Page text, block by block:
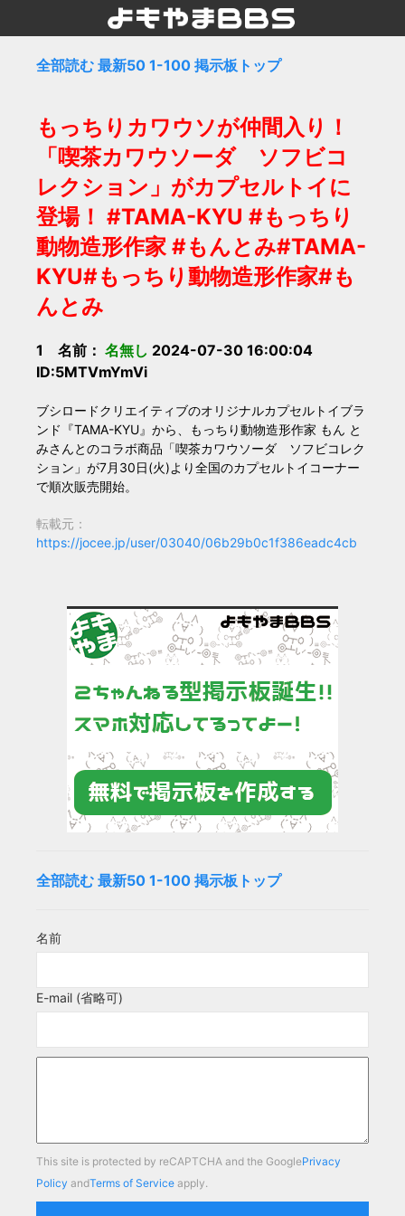
全部読む 最新50 1-100 掲示板トップ
もっちりカワウソが仲間入り！
「喫茶カワウソーダ ソフビコ
レクション」がカプセルトイに
登場！ #TAMA-KYU #もっちり
動物造形作家 #もんとみ#TAMA-
KYU#もっちり動物造形作家#も
んとみ
1 名前： 名無し 2024-07-30 16:00:04
ID:5MTVmYmVi
ブシロードクリエイティブのオリジナルカプセルトイブラ
ンド『TAMA-KYU』から、もっちり動物造形作家 もん と
みさんとのコラボ商品「喫茶カワウソーダ ソフビコレク
ション」が7月30日(火)より全国のカプセルトイコーナー
で順次販売開始。
転載元：
https://jocee.jp/user/03040/06b29b0c1f386eadc4cb
全部読む 最新50 1-100 掲示板トップ
名前
E-mail (省略可)
This site is protected by reCAPTCHA and the GooglePrivacy
Policy andTerms of Service apply.